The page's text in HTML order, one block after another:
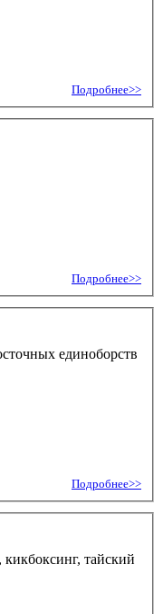
Подробнее>>
Подробнее>>
единоборств
Подробнее>>
тайский